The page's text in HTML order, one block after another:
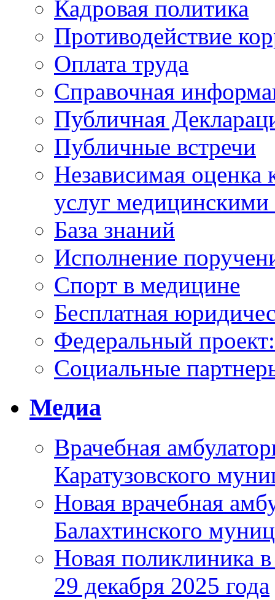
Кадровая политика
Противодействие
Оплата труда
Справочная
Публичная
Публичные встречи
Независимая оценка
услуг
База знаний
Исполнение
Спорт в медицине
Бесплатная
Федеральный
Социальные
Медиа
Врачебная
Каратузовского
Новая врачебная
Балахтинского
Новая поликлиника
29 декабря 2025 года